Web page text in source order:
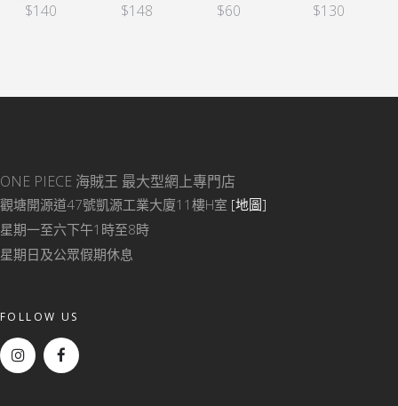
$140 $148 $60 $130
ONE PIECE 海賊王 最大型網上專門店
觀塘開源道47號凱源工業大廈11樓H室 [地圖]
星期一至六下午1時至8時
星期日及公眾假期休息
FOLLOW US